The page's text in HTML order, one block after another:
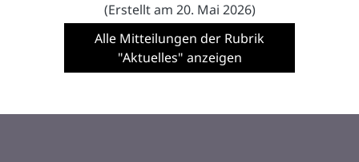
(Erstellt am 20. Mai 2026)
Alle Mitteilungen der Rubrik
"Aktuelles" anzeigen